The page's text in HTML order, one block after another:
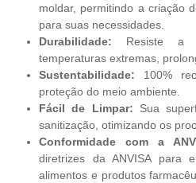
moldar, permitindo a criação
para suas necessidades.
Durabilidade: Resiste a
temperaturas extremas,
Sustentabilidade: 100%
proteção do meio ambiente.
Fácil de Limpar: Sua
sanitização, otimizando os
Conformidade com a
diretrizes da ANVISA para
alimentos e produtos